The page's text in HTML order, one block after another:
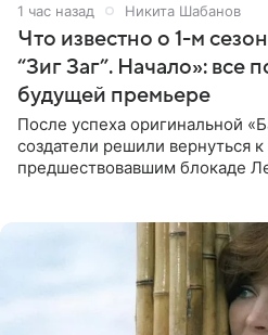
1 час назад Никита Шабанов
Что известно о 1-м
“Зиг Заг”. Начало»: все
будущей премьере
После успеха оригинальной
создатели решили вернуться
предшествовавшим блокаде